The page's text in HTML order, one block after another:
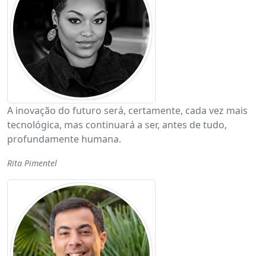
A inovação do futuro será, certamente, cada vez mais
tecnológica, mas continuará a ser, antes de tudo,
profundamente humana.
Rita Pimentel